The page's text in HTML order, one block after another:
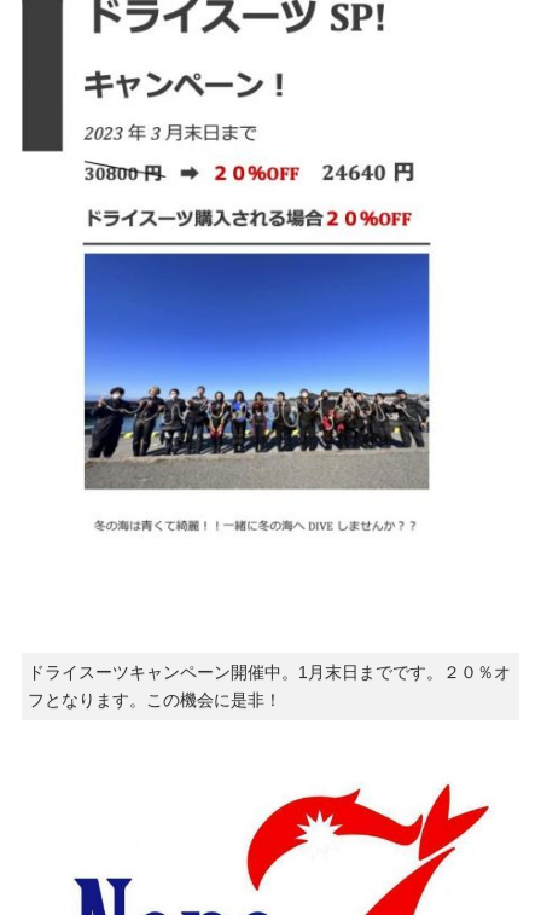
ドライスーツキャンペーン開催中。1月末日までです。２０％オ
フとなります。この機会に是非！